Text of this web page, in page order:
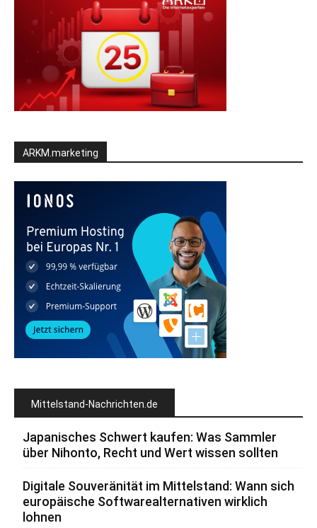
ARKM.marketing
Mittelstand-Nachrichten.de
Japanisches Schwert kaufen: Was Sammler
über Nihonto, Recht und Wert wissen sollten
Digitale Souveränität im Mittelstand: Wann sich
europäische Softwarealternativen wirklich
lohnen